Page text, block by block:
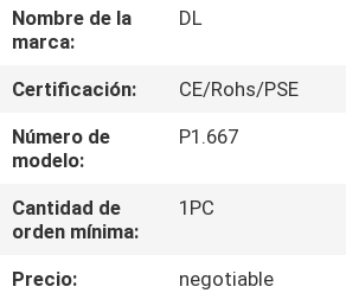
SOBRE
NOSOTROS
VIAJE
DE
LA
Nombre de la
marca:
DL
Certificación:
CE/Rohs/PSE
Número de
modelo:
P1.667
Cantidad de
orden mínima:
1PC
Precio:
negotiable